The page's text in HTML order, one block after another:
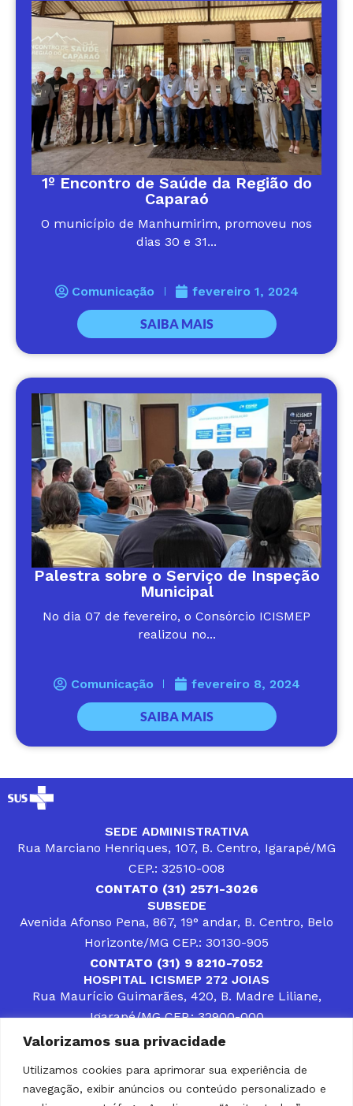
Valorizamos sua privacidade
Utilizamos cookies para aprimorar sua experiência de
navegação, exibir anúncios ou conteúdo personalizado e
1º Encontro de Saúde da Região do
Caparaó
O município de Manhumirim, promoveu nos
dias 30 e 31...
Comunicação fevereiro 1, 2024
SAIBA MAIS
Palestra sobre o Serviço de Inspeção
Municipal
No dia 07 de fevereiro, o Consórcio ICISMEP
realizou no...
Comunicação fevereiro 8, 2024
SAIBA MAIS
SEDE ADMINISTRATIVA
Rua Marciano Henriques, 107, B. Centro, Igarapé/MG
CEP.: 32510-008
CONTATO (31) 2571-3026
SUBSEDE
Avenida Afonso Pena, 867, 19° andar, B. Centro, Belo
Horizonte/MG CEP.: 30130-905
CONTATO (31) 9 8210-7052
HOSPITAL ICISMEP 272 JOIAS
Rua Maurício Guimarães, 420, B. Madre Liliane,
Igarapé/MG CEP.: 32900-000
CONTATOS (31) 3512-4400 ou (31) 9 8309-8660
DESENVOLVER SOLUÇÕES, AÇÕES E SERVIÇOS
PÚBLICOS QUE COMPLEMENTEM A ASSISTÊNCIA À
POPULAÇÃO DA REGIÃO EM QUE ATUA, SENDO
PARCEIRO DOS MUNICÍPIOS CONSORCIADOS NA